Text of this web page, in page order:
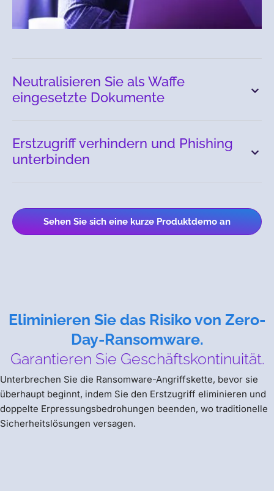
Neutralisieren Sie als Waffe
eingesetzte Dokumente
Erstzugriff verhindern und Phishing
unterbinden
Sehen Sie sich eine kurze Produktdemo an
Eliminieren Sie das Risiko von Zero-
Day-Ransomware.
Garantieren Sie Geschäftskontinuität.
Unterbrechen Sie die Ransomware-Angriffskette, bevor sie
überhaupt beginnt, indem Sie den Erstzugriff eliminieren und
doppelte Erpressungsbedrohungen beenden, wo traditionelle
Sicherheitslösungen versagen.